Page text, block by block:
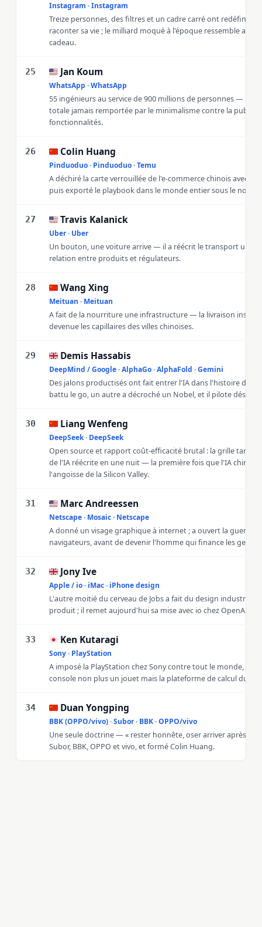
Instagram · Instagram
Treize personnes, des filtres et un cadre carré ont redéfini la
raconter sa vie ; le milliard moqué à l'époque ressemble
cadeau.
25 🇺🇸Jan Koum
WhatsApp · WhatsApp
55 ingénieurs au service de 900 millions de personnes — la
totale jamais remportée par le minimalisme contre la pub et
fonctionnalités.
26 🇨🇳Colin Huang
Pinduoduo · Pinduoduo · Temu
A déchiré la carte verrouillée de l'e-commerce chinois avec
puis exporté le playbook dans le monde entier sous le nom
27 🇺🇸Travis Kalanick
Uber · Uber
Un bouton, une voiture arrive — il a réécrit le transport
relation entre produits et régulateurs.
28 🇨🇳Wang Xing
Meituan · Meituan
A fait de la nourriture une infrastructure — la livraison
devenue les capillaires des villes chinoises.
29 🇬🇧Demis Hassabis
DeepMind / Google · AlphaGo · AlphaFold · Gemini
Des jalons productisés ont fait entrer l'IA dans l'histoire des
battu le go, un autre a décroché un Nobel, et il pilote
30 🇨🇳Liang Wenfeng
DeepSeek · DeepSeek
Open source et rapport coût-efficacité brutal : la grille
de l'IA réécrite en une nuit — la première fois que l'IA
l'angoisse de la Silicon Valley.
31 🇺🇸Marc Andreessen
Netscape · Mosaic · Netscape
A donné un visage graphique à internet ; a ouvert la guerre
navigateurs, avant de devenir l'homme qui finance les gens
32 🇬🇧Jony Ive
Apple / io · iMac · iPhone design
L'autre moitié du cerveau de Jobs a fait du design industriel
produit ; il remet aujourd'hui sa mise avec io chez OpenAI.
33 🇯🇵 Ken Kutaragi
Sony · PlayStation
A imposé la PlayStation chez Sony contre tout le monde,
console non plus un jouet mais la plateforme de calcul du
34 🇨🇳Duan Yongping
BBK (OPPO/vivo) · Subor · BBK · OPPO/vivo
Une seule doctrine — « rester honnête, oser arriver après »
Subor, BBK, OPPO et vivo, et formé Colin Huang.